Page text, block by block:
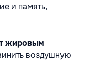
и память,
жировым
воздушную